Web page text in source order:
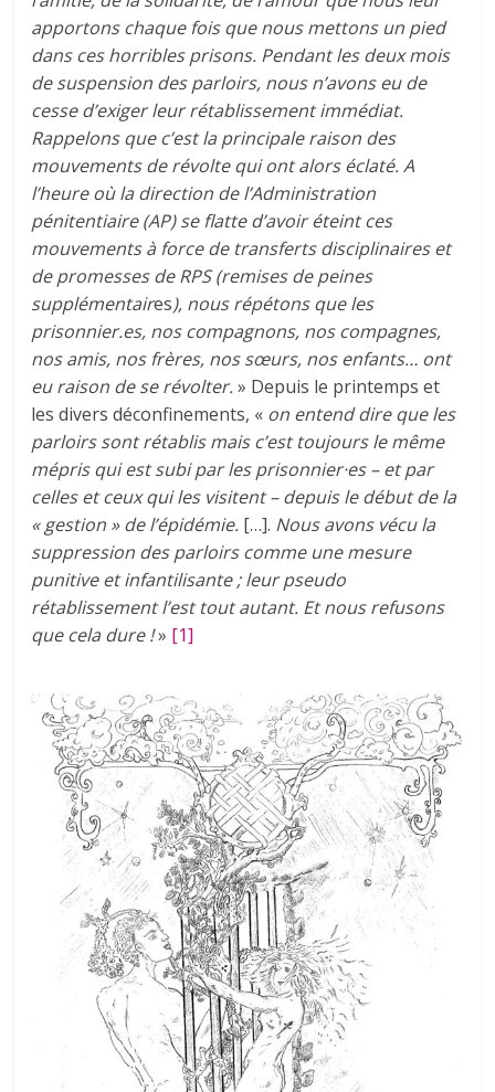
apportons chaque fois que nous mettons un pied
dans ces horribles prisons. Pendant les deux mois
de suspension des parloirs, nous n’avons eu de
cesse d’exiger leur rétablissement immédiat.
Rappelons que c’est la principale raison des
mouvements de révolte qui ont alors éclaté. A
l’heure où la direction de l’Administration
pénitentiaire (AP) se flatte d’avoir éteint ces
mouvements à force de transferts disciplinaires et
de promesses de RPS (remises de peines
supplémentaires), nous répétons que les
prisonnier.es, nos compagnons, nos compagnes,
nos amis, nos frères, nos sœurs, nos enfants… ont
eu raison de se révolter.» Depuis le printemps et
les divers déconfinements, « on entend dire que les
parloirs sont rétablis mais c’est toujours le même
mépris qui est subi par les prisonnier·es – et par
celles et ceux qui les visitent – depuis le début de la
« gestion » de l’épidémie. […]. Nous avons vécu la
suppression des parloirs comme une mesure
punitive et infantilisante ; leur pseudo
rétablissement l’est tout autant. Et nous refusons
que cela dure !» [1]